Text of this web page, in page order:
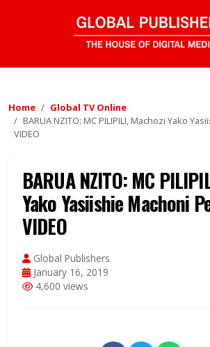
Home
Global TV Online
BARUA NZITO: MC PILIPILI, Machozi Yako
VIDEO
BARUA NZITO: MC
Yako Yasiishie Machoni
VIDEO
Global Publishers
January 16, 2019
4,600 views